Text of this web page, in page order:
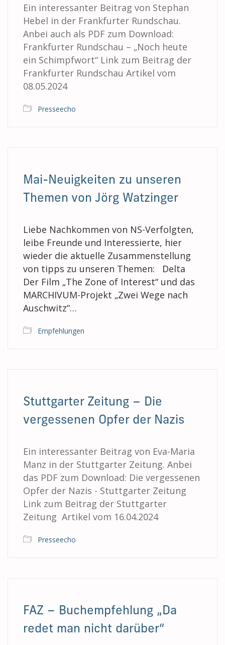
Ein interessanter Beitrag von Stephan
Hebel in der Frankfurter Rundschau.
Anbei auch als PDF zum Download:
Frankfurter Rundschau – „Noch heute
ein Schimpfwort“ Link zum Beitrag der
Frankfurter Rundschau Artikel vom
08.05.2024
Presseecho
Mai-Neuigkeiten zu unseren
Themen von Jörg Watzinger
Liebe Nachkommen von NS-Verfolgten,
leibe Freunde und Interessierte, hier
wieder die aktuelle Zusammenstellung
von tipps zu unseren Themen: Delta
Der Film „The Zone of Interest“ und das
MARCHIVUM-Projekt „Zwei Wege nach
Auschwitz“…
Empfehlungen
Stuttgarter Zeitung – Die
vergessenen Opfer der Nazis
Ein interessanter Beitrag von Eva-Maria
Manz in der Stuttgarter Zeitung. Anbei
das PDF zum Download: Die vergessenen
Opfer der Nazis - Stuttgarter Zeitung
Link zum Beitrag der Stuttgarter
Zeitung Artikel vom 16.04.2024
Presseecho
FAZ – Buchempfehlung „Da
redet man nicht darüber“